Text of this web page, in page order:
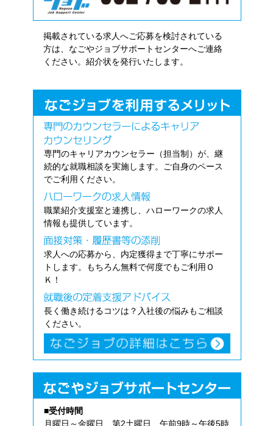
掲載されている求人へご応募を検討されている
方は、なごやジョブサポートセンターへご連絡
ください。紹介状を発行いたします。
専門のキャリアカウンセラー（担当制）が、継
続的な就職相談を実施します。ご自身のペース
でご利用ください。
職業紹介支援室と連携し、ハローワークの求人
情報も提供しています。
求人への応募から、内定獲得まで丁寧にサポー
トします。もちろん無料で何度でもご利用Ｏ
Ｋ！
長く働き続けるコツは？入社後の悩みもご相談
ください。
■受付時間
月曜日～金曜日、第2土曜日 午前9時～午後5時